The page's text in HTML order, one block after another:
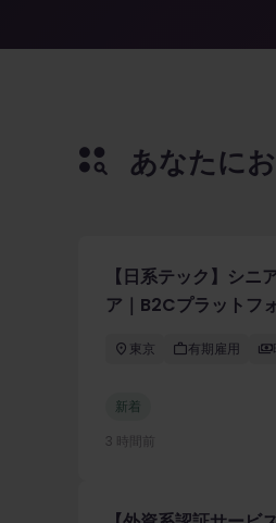
あなたに
【日系テック】シ
ア｜B2Cプラットフ
東京 有期雇用
新着
3 時間前